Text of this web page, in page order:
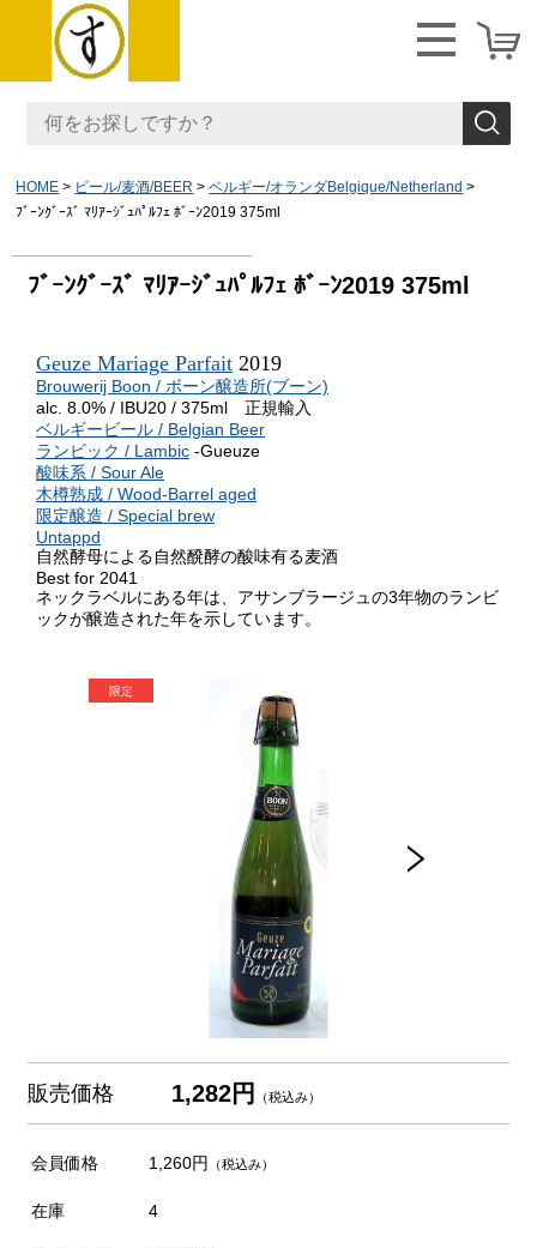
HOME ビール/麦酒/BEER
ベルギー/オランダBelgique/Netherland
ﾌﾞｰﾝｸﾞｰｽﾞ ﾏﾘｱｰｼﾞｭﾊﾟﾙﾌｪ ﾎﾞｰﾝ2019 375ml
ﾌﾞｰﾝｸﾞｰｽﾞ ﾏﾘｱｰｼﾞｭﾊﾟﾙﾌｪ ﾎﾞｰﾝ2019 375ml
Geuze Mariage Parfait 2019
Brouwerij Boon / ボーン醸造所(ブーン)
alc. 8.0% / IBU20 / 375ml 正規輸入
ベルギービール / Belgian Beer
ランビック / Lambic -Gueuze
酸味系 / Sour Ale
木樽熟成 / Wood-Barrel aged
限定醸造 / Special brew
Untappd
自然酵母による自然醗酵の酸味有る麦酒
Best for 2041
ネックラベルにある年は、アサンブラージュの3年物のランビ
ックが醸造された年を示しています。
販売価格 1,282円 （税込み）
会員価格 1,260円 （税込み）
在庫 4